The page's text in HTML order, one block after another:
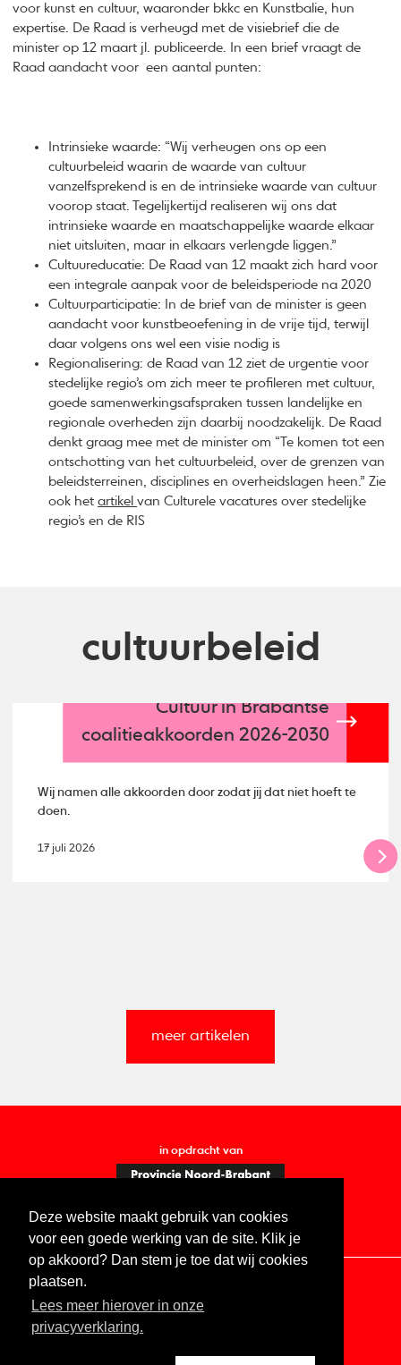
Deze website maakt gebruik van cookies
voor een goede werking van de site. Klik je
op akkoord? Dan stem je toe dat wij cookies
plaatsen.
Lees meer hierover in onze
privacyverklaring.
voor kunst en cultuur, waaronder bkkc en Kunstbalie, hun
expertise. De Raad is verheugd met de visiebrief die de
minister op 12 maart jl. publiceerde. In een brief vraagt de
Raad aandacht voor een aantal punten:
Intrinsieke waarde: “Wij verheugen ons op een
cultuurbeleid waarin de waarde van cultuur
vanzelfsprekend is en de intrinsieke waarde van cultuur
voorop staat. Tegelijkertijd realiseren wij ons dat
intrinsieke waarde en maatschappelijke waarde elkaar
niet uitsluiten, maar in elkaars verlengde liggen.”
Cultuureducatie: De Raad van 12 maakt zich hard voor
een integrale aanpak voor de beleidsperiode na 2020
Cultuurparticipatie: In de brief van de minister is geen
aandacht voor kunstbeoefening in de vrije tijd, terwijl
daar volgens ons wel een visie nodig is
Regionalisering: de Raad van 12 ziet de urgentie voor
stedelijke regio’s om zich meer te profileren met cultuur,
goede samenwerkingsafspraken tussen landelijke en
regionale overheden zijn daarbij noodzakelijk. De Raad
denkt graag mee met de minister om “Te komen tot een
ontschotting van het cultuurbeleid, over de grenzen van
beleidsterreinen, disciplines en overheidslagen heen.” Zie
ook hetartikelvan Culturele vacatures over stedelijke
regio’s en de RIS
cultuurbeleid
Cultuur in Brabantse
coalitieakkoorden 2026-2030
Wij namen alle akkoorden door zodat jij dat niet hoeft te
doen.
17 juli 2026
meer artikelen
in opdracht van
Contact Vacatures ANBI
Digitale toegankelijkheid